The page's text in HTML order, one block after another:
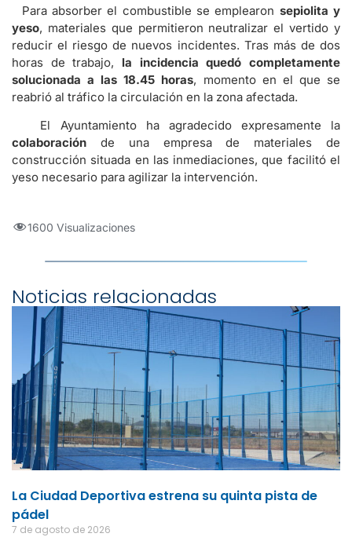
Para absorber el combustible se emplearon sepiolita y
yeso, materiales que permitieron neutralizar el vertido y
reducir el riesgo de nuevos incidentes. Tras más de dos
horas de trabajo, la incidencia quedó completamente
solucionada a las 18.45 horas, momento en el que se
reabrió al tráfico la circulación en la zona afectada.
El Ayuntamiento ha agradecido expresamente la
colaboración de una empresa de materiales de
construcción situada en las inmediaciones, que facilitó el
yeso necesario para agilizar la intervención.
1600 Visualizaciones
Noticias relacionadas
La Ciudad Deportiva estrena su quinta pista de
pádel
7 de agosto de 2026